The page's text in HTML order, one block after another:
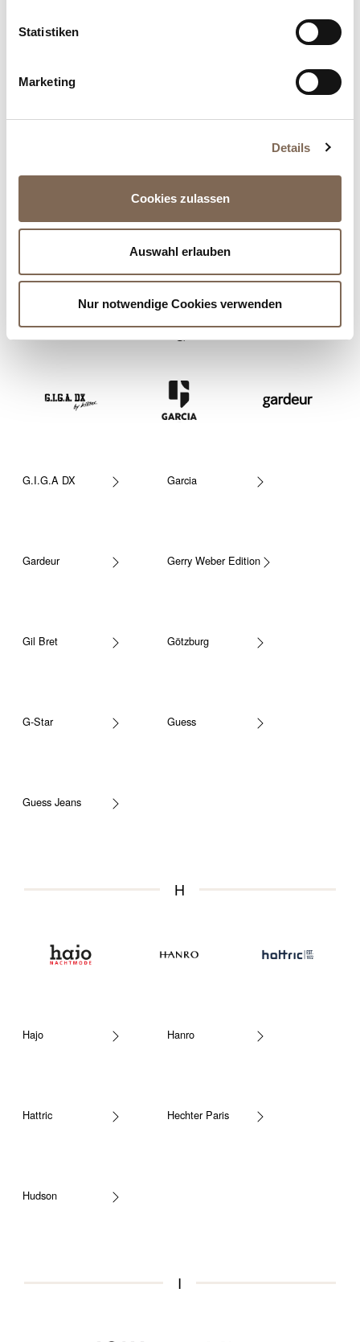
Statistiken
Marketing
Details
Cookies zulassen
Auswahl erlauben
Nur notwendige Cookies verwenden
Falke
Fynch Hatton
G
G.I.G.A DX Garcia
Gardeur Gerry Weber Edition
Gil Bret Götzburg
G-Star Guess
Guess Jeans
H
Hajo Hanro
Hattric Hechter Paris
Hudson
I